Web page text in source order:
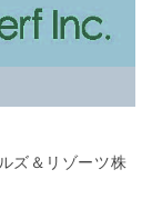
ズ＆リゾーツ株